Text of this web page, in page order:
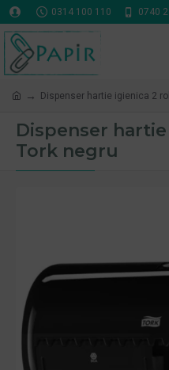
0314 100 110 0740
Dispenser hartie igienica 2
Dispenser
Tork negru